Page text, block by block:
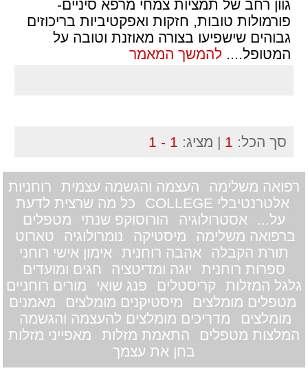
גוון רחב של תמציות צמחי מרפא סיניים-
פורמולות טובות, חזקות ואפקטיביות בריכוזים
גבוהים שישפיעו בצורה מאוזנת וטובה על
המטופל.... להמשך המאמר
סך הכל: 1 | מציג: 1 - 1
רפואה משלימה העצמה והגשמה עצמית
רוחניות
אלטרנטיבלי COLLEGE
כל מה שרצית לדעת
על...
אסטרולוגיה הורוסוקפ שנתי
מטפלים
ברפואה משלימה
מיסטיקה נומרולוגיה
טארוט
תורת הקבלה
אהבה רוחנית
אימון אישי רוחני
ספרות רוחנית
יוגה ומדיטציה
חגים ומועדים
גלגל המזלות
קריסטלים פנג שואי
מורים רוחניים
מטפלים מומלצים
מיסטיקנים מומלצים
מאמנים
מומלצים
מדריכים מומלצים להעצמה והגשמה
המלצות מטפלים
התאמת מזלות
מאפייני מזלות
בחן את עצמך